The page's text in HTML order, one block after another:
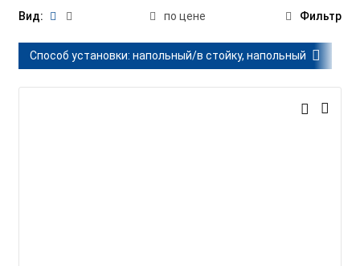
Вид: по цене Фильтр
Способ установки: напольный/в стойку, напольный